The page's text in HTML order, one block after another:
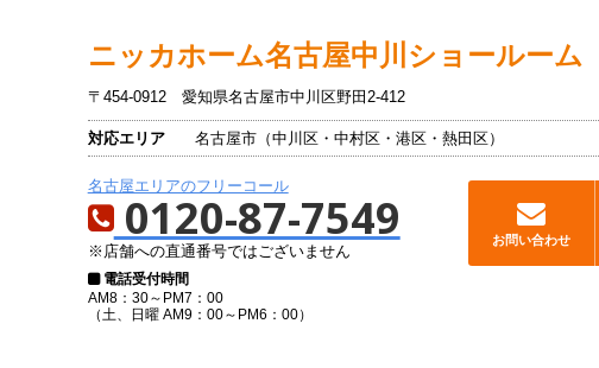
ニッカホーム名古屋中川ショールーム
〒454-0912 愛知県名古屋市中川区野田2-412
対応エリア 名古屋市（中川区・中村区・港区・熱田区）
名古屋エリアのフリーコール
0120-87-7549
※店舗への直通番号ではございません
電話受付時間
AM8：30～PM7：00
（土、日曜 AM9：00～PM6：00）
お問い合わせ